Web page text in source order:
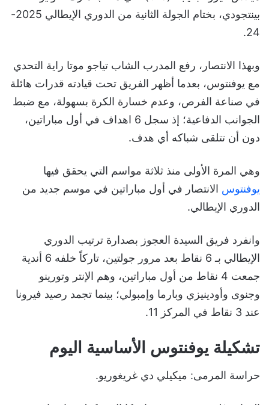
بينتجودي، بختام الجولة الثانية من الدوري الإيطالي 2025-
24.
وبهذا الانتصار، رفع المدرب الشاب تياجو موتا راية التحدي
مع يوفنتوس، بعدما أظهر الفريق تحت قيادته قدرات هائلة
في صناعة الفرص، وعدم خسارة الكرة بسهولة، مع ضبط
الجوانب الدفاعية؛ إذ سجل 6 اهداف في أول مباراتين،
دون أن تتلقى شباكه أي هدف.
وهي المرة الأولى منذ ثلاثة مواسم التي يحقق فيها
يوفنتوس الانتصار في أول مباراتين في موسم جديد من
الدوري الإيطالي.
وانفرد فريق السيدة العجوز بصدارة ترتيب الدوري
الإيطالي بـ 6 نقاط بعد مرور جولتين، تاركاً خلفه 6 أندية
جمعت 4 نقاط من أول مباراتين، وهم الإنتر وتورينو
وجنوى وأودينيزي وبارما وإمبولي؛ بينما تجمد رصيد فيرونا
عند 3 نقاط في المركز 11.
تشكيلة يوفنتوس الأساسية اليوم
حراسة المرمى: ميكيلي دي غريغوريو.